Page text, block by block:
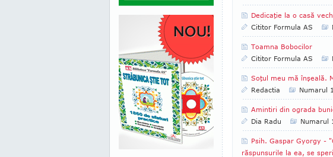
Dedicaţie la o casă
Cititor Formula AS
Toamna Bobocilor
Cititor Formula AS
Soţul meu mă înşeală.
Redactia
Numarul
Amintiri din ograda
Dia Radu
Numarul
Psih. Gaspar Gyorgy -
răspunsurile la ea, se